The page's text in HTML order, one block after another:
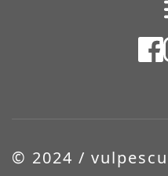
© 2024 /